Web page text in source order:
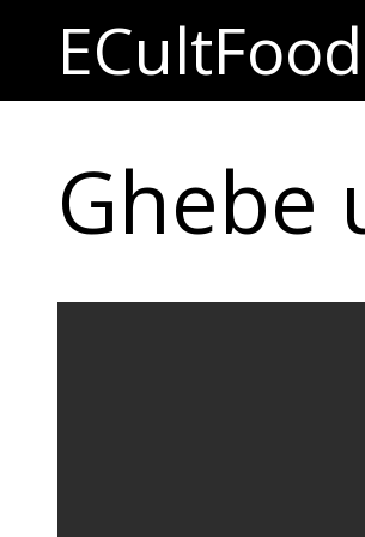
ECultFood
Ghebe